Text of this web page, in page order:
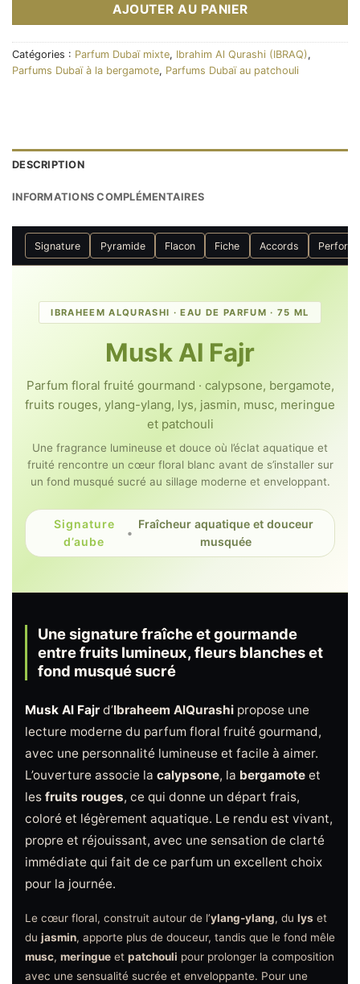
AJOUTER AU PANIER
Catégories : Parfum Dubaï mixte, Ibrahim Al Qurashi (IBRAQ),
Parfums Dubaï à la bergamote, Parfums Dubaï au patchouli
DESCRIPTION
INFORMATIONS COMPLÉMENTAIRES
Signature Pyramide Flacon Fiche Accords
IBRAHEEM ALQURASHI · EAU DE PARFUM · 75 ML
Musk Al Fajr
Parfum floral fruité gourmand · calypsone, bergamote,
fruits rouges, ylang-ylang, lys, jasmin, musc, meringue
et patchouli
Une fragrance lumineuse et douce où l’éclat aquatique et
fruité rencontre un cœur floral blanc avant de s’installer sur
un fond musqué sucré au sillage moderne et enveloppant.
Signature
d’aube
•
Fraîcheur aquatique et douceur
musquée
Une signature fraîche et gourmande
entre fruits lumineux, fleurs blanches et
fond musqué sucré
Musk Al Fajr d’Ibraheem AlQurashi propose une
lecture moderne du parfum floral fruité gourmand,
avec une personnalité lumineuse et facile à aimer.
L’ouverture associe la calypsone, la bergamote et
les fruits rouges, ce qui donne un départ frais,
coloré et légèrement aquatique. Le rendu est vivant,
propre et réjouissant, avec une sensation de clarté
immédiate qui fait de ce parfum un excellent choix
pour la journée.
Le cœur floral, construit autour de l’ylang-ylang, du lys et
du jasmin, apporte plus de douceur, tandis que le fond mêle
musc, meringue et patchouli pour prolonger la composition
avec une sensualité sucrée et enveloppante. Pour une